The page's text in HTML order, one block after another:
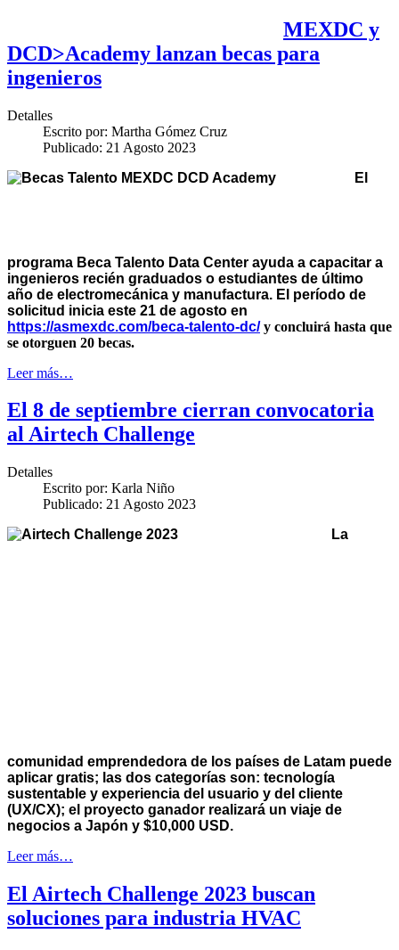
MEXDC y
DCD>Academy lanzan becas para
ingenieros
Detalles
Escrito por: Martha Gómez Cruz
Publicado: 21 Agosto 2023
El
programa Beca Talento Data Center ayuda a capacitar a
ingenieros recién graduados o estudiantes de último
año de electromecánica y manufactura. El período de
solicitud inicia este 21 de agosto en
https://asmexdc.com/beca-talento-dc/y concluirá hasta que
se otorguen 20 becas.
Leer más…
El 8 de septiembre cierran convocatoria
al Airtech Challenge
Detalles
Escrito por: Karla Niño
Publicado: 21 Agosto 2023
La
comunidad emprendedora de los países de Latam puede
aplicar gratis; las dos categorías son: tecnología
sustentable y experiencia del usuario y del cliente
(UX/CX); el proyecto ganador realizará un viaje de
negocios a Japón y $10,000 USD.
Leer más…
El Airtech Challenge 2023 buscan
soluciones para industria HVAC